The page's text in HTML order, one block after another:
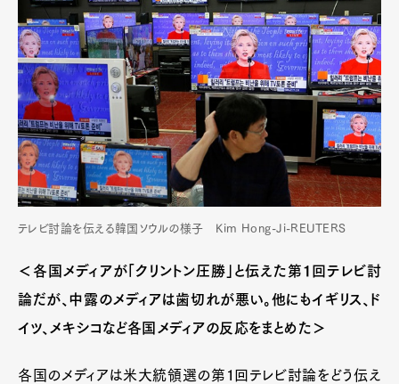
テレビ討論を伝える韓国ソウルの様子 Kim Hong-Ji-REUTERS
＜各国メディアが「クリントン圧勝」と伝えた第１回テレビ討
論だが、中露のメディアは歯切れが悪い。他にもイギリス、ド
イツ、メキシコなど各国メディアの反応をまとめた＞
各国のメディアは米大統領選の第１回テレビ討論をどう伝え